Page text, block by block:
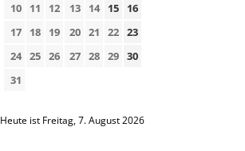
10
11 12 13 14 15
16
17
18 19 20 21 22 23
24 25 26 27 28 29 30
31
Heute ist Freitag, 7. August 2026